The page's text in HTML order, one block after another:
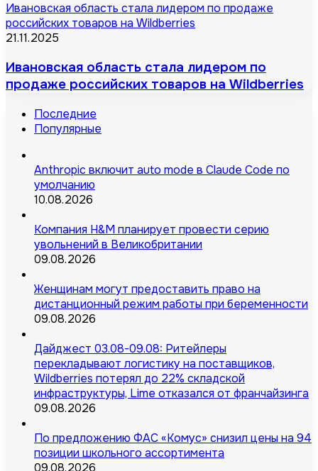
Ивановская область стала лидером по продаже
российских товаров на Wildberries
21.11.2025
Ивановская область стала лидером по
продаже российских товаров на Wildberries
Последние
Популярные
Anthropic включит auto mode в Claude Code по
умолчанию
10.08.2026
Компания H&M планирует провести серию
увольнений в Великобритании
09.08.2026
Женщинам могут предоставить право на
дистанционный режим работы при беременности
09.08.2026
Дайджест 03.08-09.08: Ритейлеры
перекладывают логистику на поставщиков,
Wildberries потерял до 22% складской
инфраструктуры, Lime отказался от франчайзинга
09.08.2026
По предложению ФАС «Комус» снизил цены на 94
позиции школьного ассортимента
09.08.2026